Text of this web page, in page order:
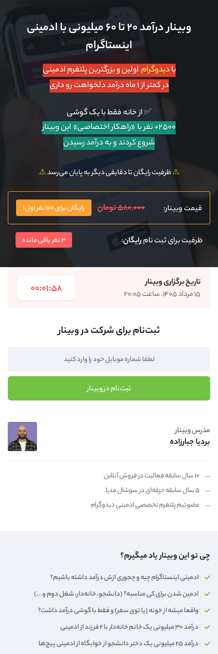
وبینار درآمد ۲۰ تا ۶۰ میلیونی با ادمینی
اینستاگرام
بادیدوگرام اولین و بزرگترین پلتفرم ادمینی
در کمتر از ۱ ماه درآمد دلخواهت رو داری
✅ از خانه فقط با یک گوشی
۲۵۰۰+ نفر با «راهکار اختصاصی»
این وبینار
شروع کردند و به درآمد رسیدن
⚠️ظرفیت رایگان تا دقایقی دیگر به پایان می‌رسد⚠️
قیمت وبینار: ۵۸۰,۰۰۰ تومان رایگان برای ۱۰۰ نفر اول!
ظرفیت برای ثبت نامرایگان: 3 نفر باقی مانده
تاریخ برگزاری وبینار
۱۵ مرداد ۱۴۰۵، ساعت ۲۰:۰۵ 00:01:58
ثبت‌نام برای شرکت در وبینار
ثبت‌نام در وبینار
مدرس وبینار
بردیا جبارزاده
۱۰ سال سابقه فعالیت در فروش آنلاین
۵ سال سابقه حرفه‌ای در سوشال مدیا
عضو تیم پلتفرم تخصصی ادمینی دیدوگرام
چی تو این وبینار یاد میگیرم؟
ادمینی اینستاگرام چیه و چجوری ازش درآمد داشته باشیم؟
ادمین شدن برای کی مناسبه؟ (دانشجو، خانه‌دار،‌ شغل دوم و...)
واقعا میشه از خونه (یا توی سفر) و فقط با گوشی درآمد داشت؟
درآمد ۳۰ میلیونی یک خانم خانه‌دار با ۲ فرزند از ادمینی
درآمد ۲۵ میلیونی یک دختر دانشجو از خوابگاه از ادمینی پیج‌ها